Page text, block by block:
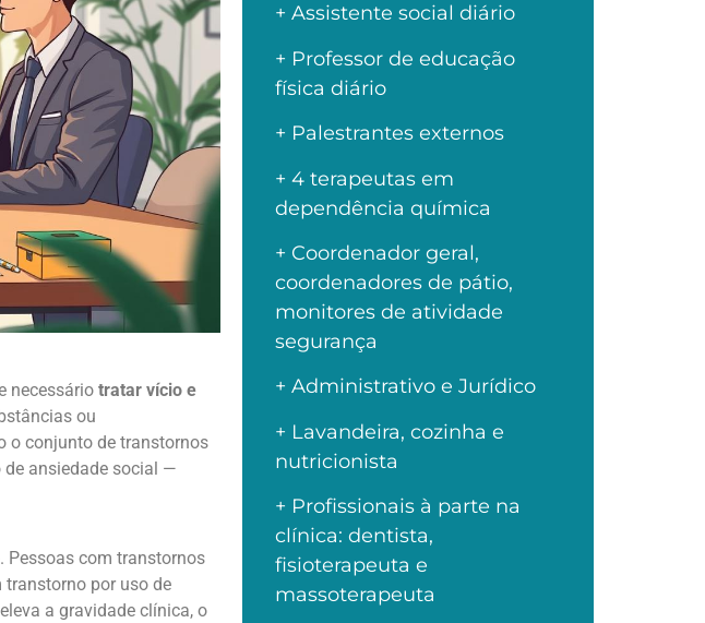
necessário tratar vício e
ou
o conjunto de transtornos
ansiedade social —
. Pessoas com transtornos
transtorno por uso de
a gravidade clínica, o
+ Assistente social diário
+ Professor de educação
física diário
+ Palestrantes externos
+ 4 terapeutas em
dependência química
+ Coordenador geral,
coordenadores de pátio,
monitores de atividade
segurança
+ Administrativo e Jurídico
+ Lavandeira, cozinha e
nutricionista
+ Profissionais à parte na
clínica: dentista,
fisioterapeuta e
massoterapeuta